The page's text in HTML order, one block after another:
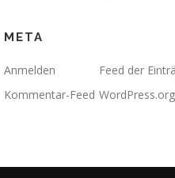
META
Anmelden
Feed der
Kommentar-Feed WordPress.org